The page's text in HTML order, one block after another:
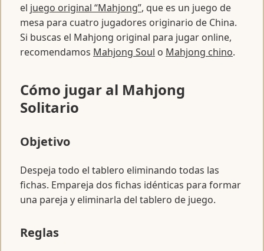
el juego original “Mahjong”, que es un juego de
mesa para cuatro jugadores originario de China.
Si buscas el Mahjong original para jugar online,
recomendamos Mahjong Soul o Mahjong chino.
Cómo jugar al Mahjong
Solitario
Objetivo
Despeja todo el tablero eliminando todas las
fichas. Empareja dos fichas idénticas para formar
una pareja y eliminarla del tablero de juego.
Reglas